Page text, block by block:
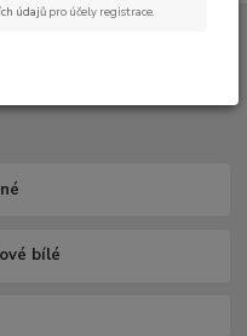
bílé
údajů pro účely registrace.